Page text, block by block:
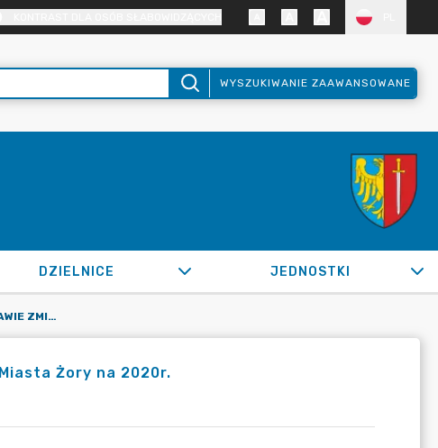
WYSZUKIWANIE ZAAWANSOWANE
DZIELNICE JEDNOSTKI
OR.0050.590.2020_FB W SPRAWIE ZMIAN W BUDŻECIE MIASTA ŻORY NA 2020R.
Żory na 2020r.